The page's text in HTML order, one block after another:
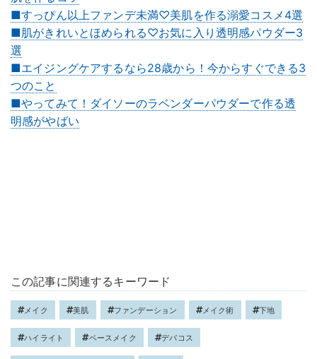
■すっぴん以上ファンデ未満♡美肌を作る溺愛コスメ4選
■肌がきれいとほめられる♡お気に入り透明感パウダー3
選
■エイジングケアするなら28歳から！今からすぐできる3
つのこと
■やってみて！ダイソーのラベンダーパウダーで作る透
明感がやばい
この記事に関連するキーワード
メイク 美肌 ファンデーション メイク術 下地
ハイライト ベースメイク デパコス